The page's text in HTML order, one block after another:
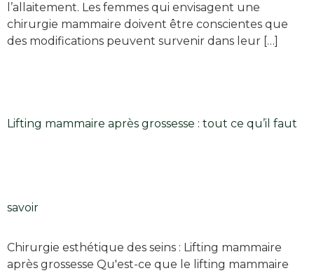
l’allaitement. Les femmes qui envisagent une
chirurgie mammaire doivent être conscientes que
des modifications peuvent survenir dans leur […]
Lifting mammaire après grossesse : tout ce qu’il faut
savoir
Chirurgie esthétique des seins : Lifting mammaire
après grossesse Qu'est-ce que le lifting mammaire